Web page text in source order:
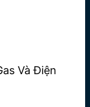
Và Điện